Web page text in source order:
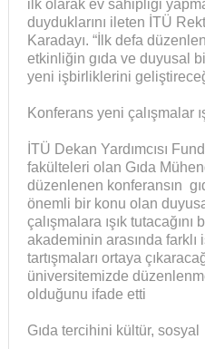
ilk olarak ev sahipliği
duyduklarını ileten İTÜ
Karadayı. “İlk defa
etkinliğin gıda ve duyusal
yeni işbirliklerini
Konferans yeni çalışmalar
İTÜ Dekan Yardımcısı
fakülteleri olan Gıda
düzenlenen konferansın
önemli bir konu olan
çalışmalara ışık tutacağını
akademinin arasında
tartışmaları ortaya
üniversitemizde
olduğunu ifade etti
Gıda tercihini kültür, sosyal